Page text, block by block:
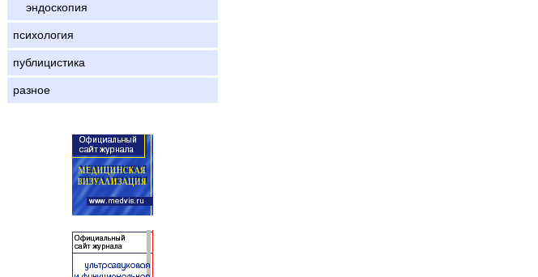
эндоскопия
психология
публицистика
разное